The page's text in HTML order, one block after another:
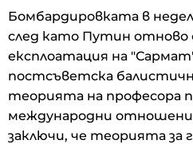
Бомбардировката в
след като Путин отново
експлоатация на
постсъветска
теорията на професора
международни
заключи, че теорията за